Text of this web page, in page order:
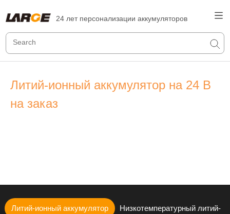
24 лет персонализации аккумуляторов
Литий-ионный аккумулятор на 24 В
на заказ
Литий-ионный аккумулятор Низкотемпературный литий-